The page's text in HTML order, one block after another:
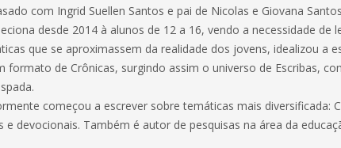
com Ingrid Suellen Santos e pai de Nicolas e Giovana
desde 2014 à alunos de 12 a 16, vendo a necessidade de
que se aproximassem da realidade dos jovens, idealizou a
formato de Crônicas, surgindo assim o universo de Escribas,
começou a escrever sobre temáticas mais diversificada:
e devocionais. Também é autor de pesquisas na área da